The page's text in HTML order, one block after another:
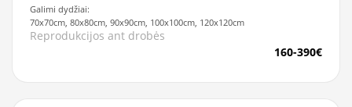
Galimi dydžiai:
70x70cm, 80x80cm, 90x90cm, 100x100cm, 120x120cm
Reprodukcijos ant drobės
160-390€